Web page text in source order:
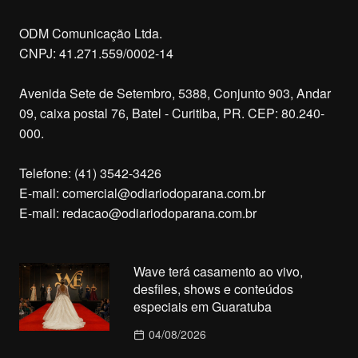
ODM Comunicação Ltda.
CNPJ: 41.271.559/0002-14
Avenida Sete de Setembro, 5388, Conjunto 903, Andar
09, caixa postal 76, Batel - Curitiba, PR. CEP: 80.240-
000.
Telefone: (41) 3542-3426
E-mail: comercial@odiariodoparana.com.br
E-mail: redacao@odiariodoparana.com.br
Wave terá casamento ao vivo,
desfiles, shows e conteúdos
especiais em Guaratuba
04/08/2026